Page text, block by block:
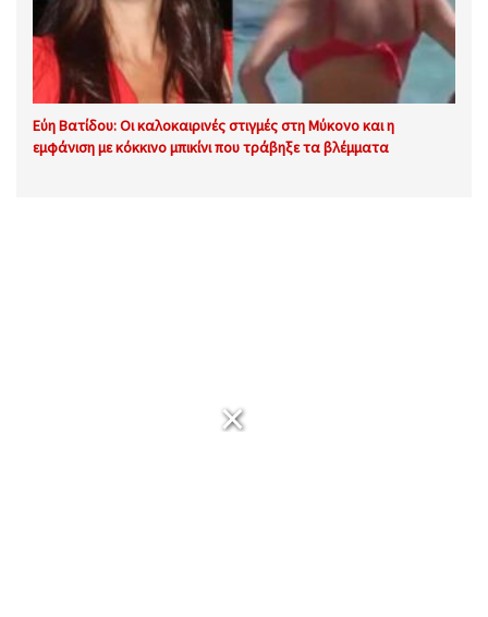
Εύη Βατίδου: Οι καλοκαιρινές στιγμές στη Μύκονο και η
εμφάνιση με κόκκινο μπικίνι που τράβηξε τα βλέμματα